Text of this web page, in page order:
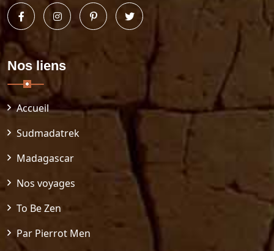
Nos liens
Accueil
Sudmadatrek
Madagascar
Nos voyages
To Be Zen
Par Pierrot Men